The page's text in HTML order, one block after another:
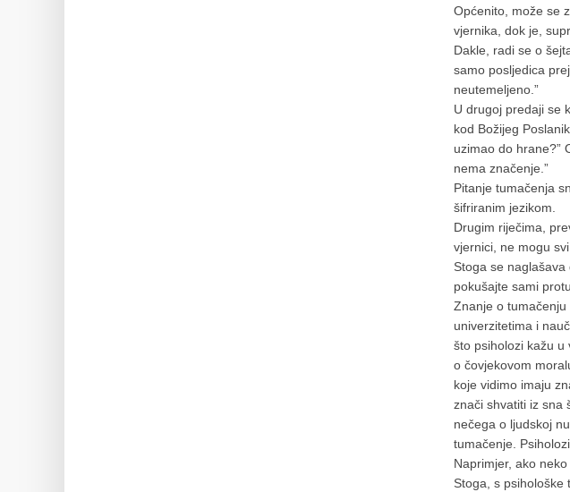
Općenito, može se
vjernika, dok je,
Dakle, radi se o
samo posljedica
neutemeljeno.”
U drugoj predaji se
kod Božijeg
uzimao do hrane?”
nema značenje.”
Pitanje tumačenja
šifriranim jezikom.
Drugim riječima,
vjernici, ne mogu
Stoga se
pokušajte sami
Znanje o
univerzitetima i
što psiholozi kažu u
o čovjekovom
koje vidimo imaju
znači shvatiti iz sna
nečega o ljudskoj
tumačenje.
Naprimjer, ako
Stoga, s psihološke